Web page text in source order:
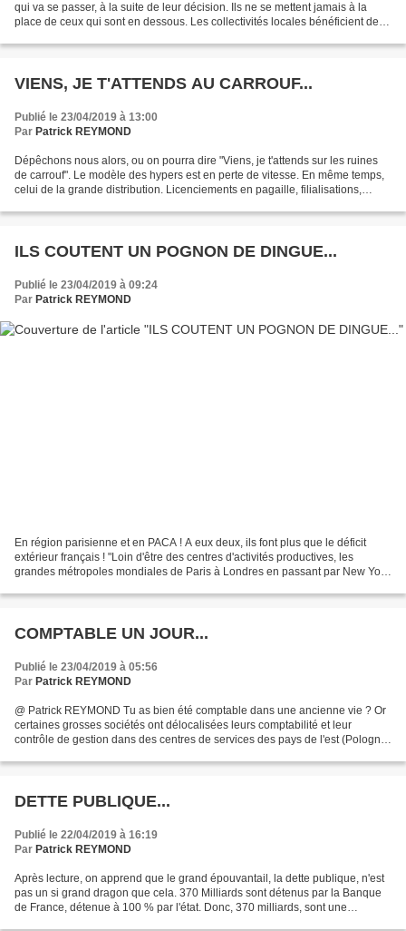
qui va se passer, à la suite de leur décision. Ils ne se mettent jamais à la
place de ceux qui sont en dessous. Les collectivités locales bénéficient de
VIENS, JE T'ATTENDS AU CARROUF...
Publié le 23/04/2019 à 13:00
Par Patrick REYMOND
Dépêchons nous alors, ou on pourra dire "Viens, je t'attends sur les ruines
de carrouf". Le modèle des hypers est en perte de vitesse. En même temps,
celui de la grande distribution. Licenciements en pagaille, filialisations,
ILS COUTENT UN POGNON DE DINGUE...
Publié le 23/04/2019 à 09:24
Par Patrick REYMOND
En région parisienne et en PACA ! A eux deux, ils font plus que le déficit
extérieur français ! "Loin d'être des centres d'activités productives, les
grandes métropoles mondiales de Paris à Londres en passant par New York
COMPTABLE UN JOUR...
Publié le 23/04/2019 à 05:56
Par Patrick REYMOND
@ Patrick REYMOND Tu as bien été comptable dans une ancienne vie ? Or
certaines grosses sociétés ont délocalisées leurs comptabilité et leur
contrôle de gestion dans des centres de services des pays de l'est (Pologne)
DETTE PUBLIQUE...
Publié le 22/04/2019 à 16:19
Par Patrick REYMOND
Après lecture, on apprend que le grand épouvantail, la dette publique, n'est
pas un si grand dragon que cela. 370 Milliards sont détenus par la Banque
de France, détenue à 100 % par l'état. Donc, 370 milliards, sont une